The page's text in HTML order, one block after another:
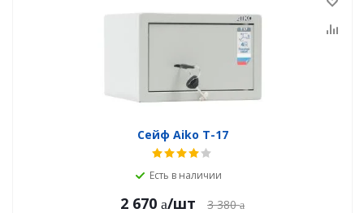
Сейф Aiko T-17
Есть в наличии
2 670 /шт 3 380